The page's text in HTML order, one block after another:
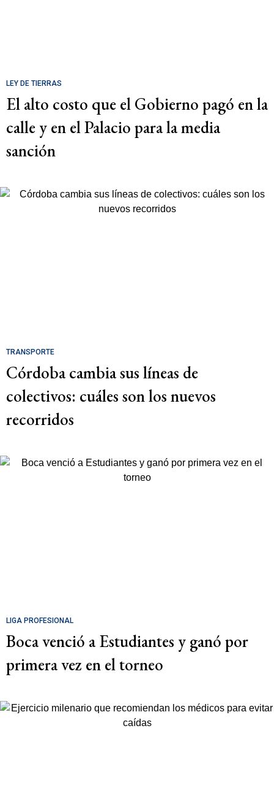
LEY DE TIERRAS
El alto costo que el Gobierno pagó en la
calle y en el Palacio para la media
sanción
TRANSPORTE
Córdoba cambia sus líneas de
colectivos: cuáles son los nuevos
recorridos
LIGA PROFESIONAL
Boca venció a Estudiantes y ganó por
primera vez en el torneo